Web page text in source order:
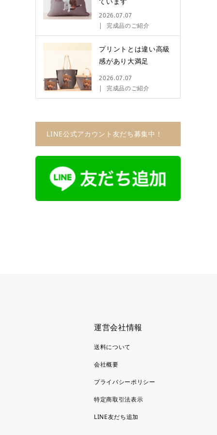
2026.07.07
完成品のご紹介
プリントとは違い高級
感があり大満足
2026.07.07
完成品のご紹介
LINE公式アカウント友だち募集中！
運営会社情報
送料について
会社概要
プライバシーポリシー
特定商取引法表示
LINE友だち追加